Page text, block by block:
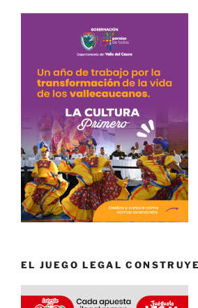
EL JUEGO LEGAL